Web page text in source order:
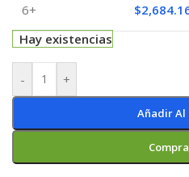
6+ $
Hay existencias
- +
Añadir Al